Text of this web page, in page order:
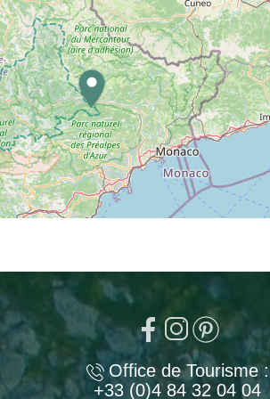
Office de Tourisme :
+33 (0)4 84 32 04 04